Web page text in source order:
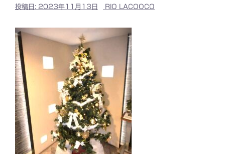
投稿日: 2023年11月13日 RIO LACOOCO